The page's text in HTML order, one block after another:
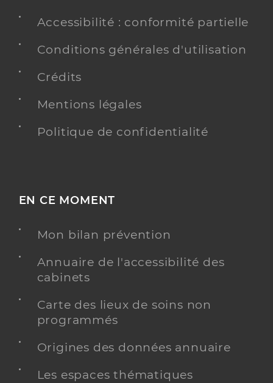
Accessibilité : conformité partielle
Conditions générales d'utilisation
Crédits
Mentions légales
Politique de confidentialité
EN CE MOMENT
Mon bilan prévention
Annuaire de l'accessibilité des
cabinets
Carte des lieux de soins non
programmés
Origines des données annuaire
Les espaces thématiques